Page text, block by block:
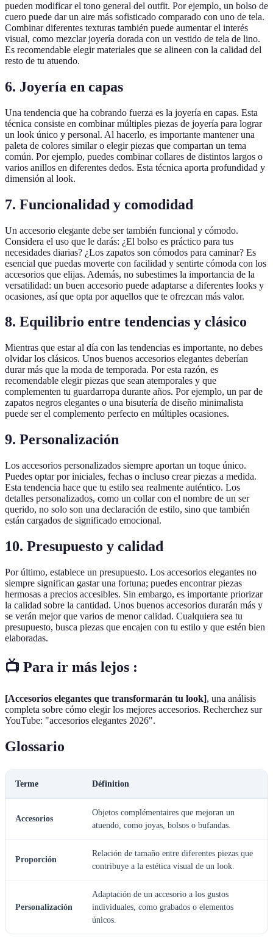
pueden modificar el tono general del outfit. Por ejemplo, un bolso de
cuero puede dar un aire más sofisticado comparado con uno de tela.
Combinar diferentes texturas también puede aumentar el interés
visual, como mezclar joyería dorada con un vestido de tela de lino.
Es recomendable elegir materiales que se alineen con la calidad del
resto de tu atuendo.
6. Joyería en capas
Una tendencia que ha cobrando fuerza es la joyería en capas. Esta
técnica consiste en combinar múltiples piezas de joyería para lograr
un look único y personal. Al hacerlo, es importante mantener una
paleta de colores similar o elegir piezas que compartan un tema
común. Por ejemplo, puedes combinar collares de distintos largos o
varios anillos en diferentes dedos. Esta técnica aporta profundidad y
dimensión al look.
7. Funcionalidad y comodidad
Un accesorio elegante debe ser también funcional y cómodo.
Considera el uso que le darás: ¿El bolso es práctico para tus
necesidades diarias? ¿Los zapatos son cómodos para caminar? Es
esencial que puedas moverte con facilidad y sentirte cómoda con los
accesorios que elijas. Además, no subestimes la importancia de la
versatilidad: un buen accesorio puede adaptarse a diferentes looks y
ocasiones, así que opta por aquellos que te ofrezcan más valor.
8. Equilibrio entre tendencias y clásico
Mientras que estar al día con las tendencias es importante, no debes
olvidar los clásicos. Unos buenos accesorios elegantes deberían
durar más que la moda de temporada. Por esta razón, es
recomendable elegir piezas que sean atemporales y que
complementen tu guardarropa durante años. Por ejemplo, un par de
zapatos negros elegantes o una bisutería de diseño minimalista
puede ser el complemento perfecto en múltiples ocasiones.
9. Personalización
Los accesorios personalizados siempre aportan un toque único.
Puedes optar por iniciales, fechas o incluso crear piezas a medida.
Esta tendencia hace que tu estilo sea realmente auténtico. Los
detalles personalizados, como un collar con el nombre de un ser
querido, no solo son una declaración de estilo, sino que también
están cargados de significado emocional.
10. Presupuesto y calidad
Por último, establece un presupuesto. Los accesorios elegantes no
siempre significan gastar una fortuna; puedes encontrar piezas
hermosas a precios accesibles. Sin embargo, es importante priorizar
la calidad sobre la cantidad. Unos buenos accesorios durarán más y
se verán mejor que varios de menor calidad. Cualquiera sea tu
presupuesto, busca piezas que encajen con tu estilo y que estén bien
elaboradas.
📺 Para ir más lejos :
[Accesorios elegantes que transformarán tu look], una análisis
completa sobre cómo elegir los mejores accesorios. Recherchez sur
YouTube: "accesorios elegantes 2026".
Glossario
Terme Définition
Accesorios
Objetos complémentaires que mejoran un
atuendo, como joyas, bolsos o bufandas.
Proporción
Relación de tamaño entre diferentes piezas que
contribuye a la estética visual de un look.
Personalización
Adaptación de un accesorio a los gustos
individuales, como grabados o elementos
únicos.